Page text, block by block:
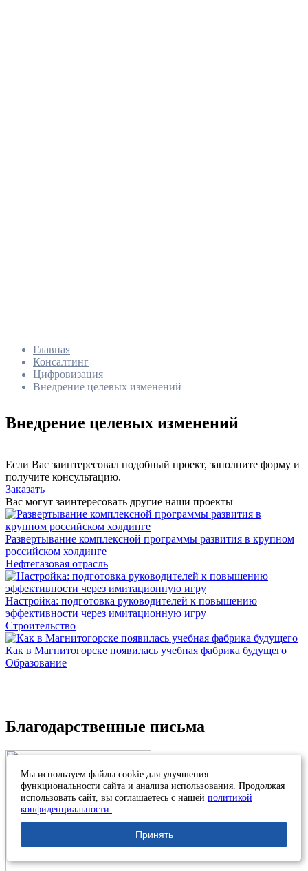
Главная
Консалтинг
Цифровизация
Внедрение целевых изменений
Внедрение целевых изменений
Если Вас заинтересовал подобный проект, заполните форму и
получите консультацию.
Заказать
Вас могут заинтересовать другие наши проекты
Развертывание комплексной программы развития в крупном
российском холдинге
Нефтегазовая отрасль
Настройка: подготовка руководителей к повышению
эффективности через имитационную игру
Строительство
Как в Магнитогорске появилась учебная фабрика будущего
Образование
Благодарственные письма
Мы используем файлы cookie для улучшения
функциональности сайта и анализа использования. Продолжая
использовать сайт, вы соглашаетесь с нашей политикой
конфиденциальности.
Принять